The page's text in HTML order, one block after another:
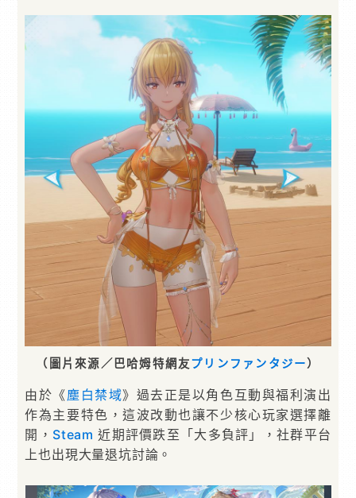
（圖片來源／巴哈姆特網友プリンファンタジー）
由於《塵白禁域》過去正是以角色互動與福利演出
作為主要特色，這波改動也讓不少核心玩家選擇離
開， Steam 近期評價跌至「大多負評」，社群平台
上也出現大量退坑討論。